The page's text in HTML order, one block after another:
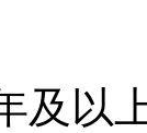
及以